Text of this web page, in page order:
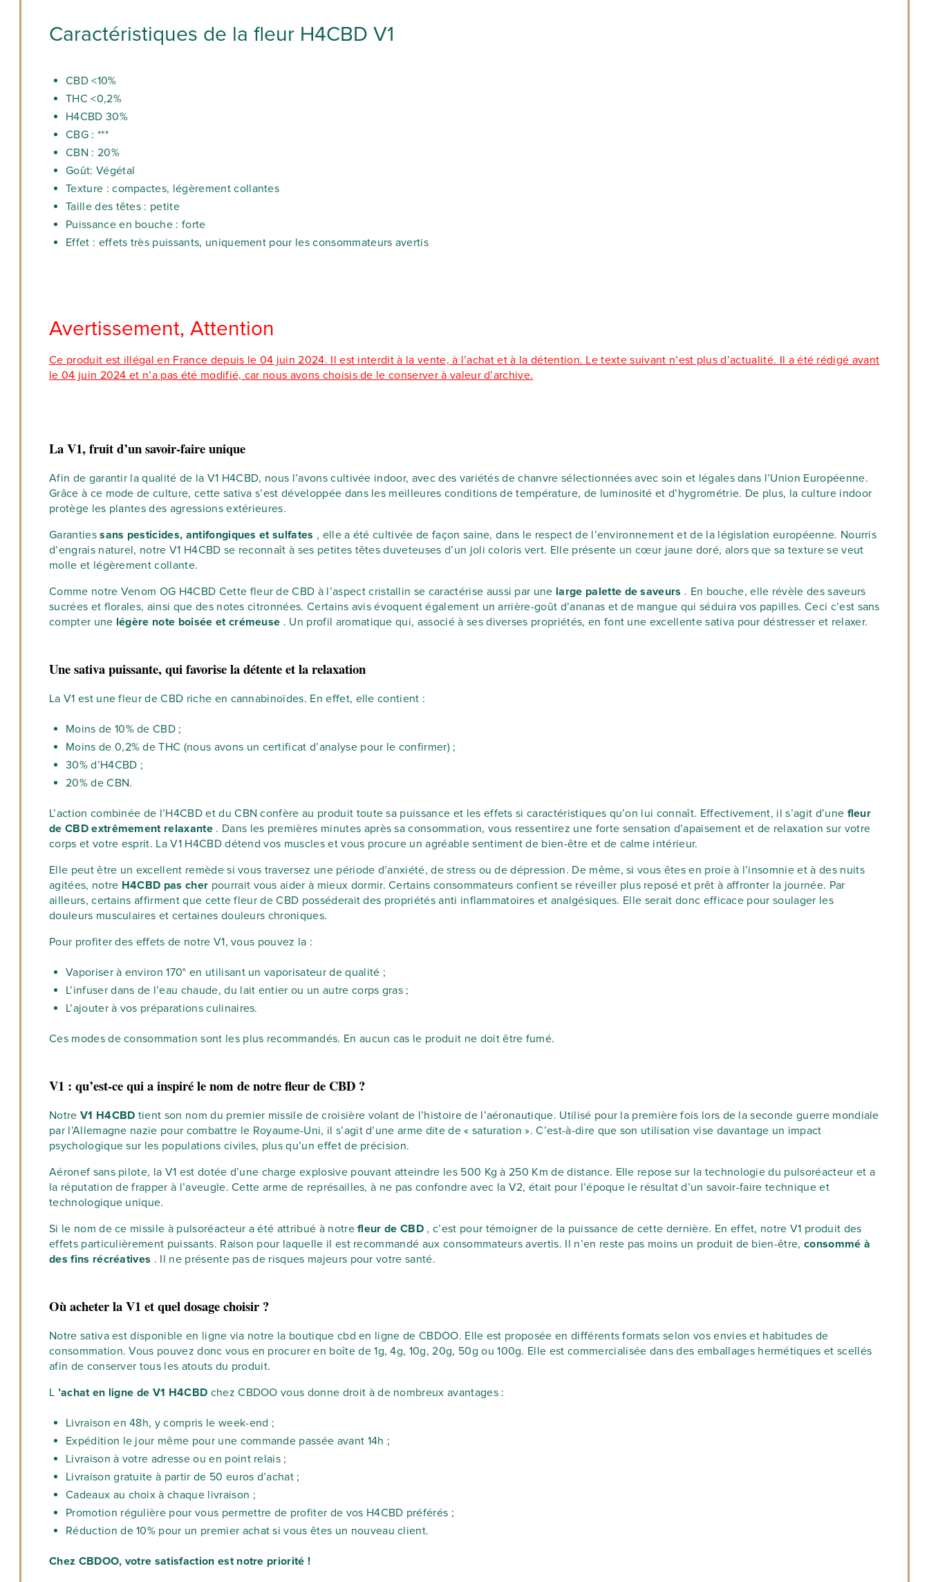
Caractéristiques de la fleur H4CBD V1
CBD <10%
THC <0,2%
H4CBD 30%
CBG : ***
CBN : 20%
Goût: Végétal
Texture : compactes, légèrement collantes
Taille des têtes : petite
Puissance en bouche : forte
Effet : effets très puissants, uniquement pour les consommateurs avertis
Avertissement, Attention
Ce produit est illégal en France depuis le 04 juin 2024. Il est interdit à la vente, à l’achat et à la détention. Le texte suivant n’est plus d’actualité. Il a été rédigé avant
le 04 juin 2024 et n’a pas été modifié, car nous avons choisis de le conserver à valeur d’archive.
La V1, fruit d’un savoir-faire unique
Afin de garantir la qualité de la V1 H4CBD, nous l’avons cultivée indoor, avec des variétés de chanvre sélectionnées avec soin et légales dans l’Union Européenne.
Grâce à ce mode de culture, cette sativa s’est développée dans les meilleures conditions de température, de luminosité et d’hygrométrie. De plus, la culture indoor
protège les plantes des agressions extérieures.
Garantiessans pesticides, antifongiques et sulfates , elle a été cultivée de façon saine, dans le respect de l’environnement et de la législation européenne. Nourris
d’engrais naturel, notre V1 H4CBD se reconnaît à ses petites têtes duveteuses d’un joli coloris vert. Elle présente un cœur jaune doré, alors que sa texture se veut
molle et légèrement collante.
Comme notre Venom OG H4CBD Cette fleur de CBD à l’aspect cristallin se caractérise aussi par une large palette de saveurs . En bouche, elle révèle des saveurs
sucrées et florales, ainsi que des notes citronnées. Certains avis évoquent également un arrière-goût d’ananas et de mangue qui séduira vos papilles. Ceci c’est sans
compter une légère note boisée et crémeuse . Un profil aromatique qui, associé à ses diverses propriétés, en font une excellente sativa pour déstresser et relaxer.
Une sativa puissante, qui favorise la détente et la relaxation
La V1 est une fleur de CBD riche en cannabinoïdes. En effet, elle contient :
Moins de 10% de CBD ;
Moins de 0,2% de THC (nous avons un certificat d’analyse pour le confirmer) ;
30% d’H4CBD ;
20% de CBN.
L’action combinée de l’H4CBD et du CBN confère au produit toute sa puissance et les effets si caractéristiques qu’on lui connaît. Effectivement, il s’agit d’une fleur
de CBD extrêmement relaxante . Dans les premières minutes après sa consommation, vous ressentirez une forte sensation d’apaisement et de relaxation sur votre
corps et votre esprit. La V1 H4CBD détend vos muscles et vous procure un agréable sentiment de bien-être et de calme intérieur.
Elle peut être un excellent remède si vous traversez une période d’anxiété, de stress ou de dépression. De même, si vous êtes en proie à l’insomnie et à des nuits
agitées, notre H4CBD pas cher pourrait vous aider à mieux dormir. Certains consommateurs confient se réveiller plus reposé et prêt à affronter la journée. Par
ailleurs, certains affirment que cette fleur de CBD posséderait des propriétés anti inflammatoires et analgésiques. Elle serait donc efficace pour soulager les
douleurs musculaires et certaines douleurs chroniques.
Pour profiter des effets de notre V1, vous pouvez la :
Vaporiser à environ 170° en utilisant un vaporisateur de qualité ;
L’infuser dans de l’eau chaude, du lait entier ou un autre corps gras ;
L’ajouter à vos préparations culinaires.
Ces modes de consommation sont les plus recommandés. En aucun cas le produit ne doit être fumé.
V1 : qu’est-ce qui a inspiré le nom de notre fleur de CBD ?
Notre V1 H4CBD tient son nom du premier missile de croisière volant de l’histoire de l’aéronautique. Utilisé pour la première fois lors de la seconde guerre mondiale
par l’Allemagne nazie pour combattre le Royaume-Uni, il s’agit d’une arme dite de « saturation ». C’est-à-dire que son utilisation vise davantage un impact
psychologique sur les populations civiles, plus qu’un effet de précision.
Aéronef sans pilote, la V1 est dotée d’une charge explosive pouvant atteindre les 500 Kg à 250 Km de distance. Elle repose sur la technologie du pulsoréacteur et a
la réputation de frapper à l’aveugle. Cette arme de représailles, à ne pas confondre avec la V2, était pour l’époque le résultat d’un savoir-faire technique et
technologique unique.
Si le nom de ce missile à pulsoréacteur a été attribué à notrefleur de CBD , c’est pour témoigner de la puissance de cette dernière. En effet, notre V1 produit des
effets particulièrement puissants. Raison pour laquelle il est recommandé aux consommateurs avertis. Il n’en reste pas moins un produit de bien-être,consommé à
des fins récréatives . Il ne présente pas de risques majeurs pour votre santé.
Où acheter la V1 et quel dosage choisir ?
Notre sativa est disponible en ligne via notre la boutique cbd en ligne de CBDOO. Elle est proposée en différents formats selon vos envies et habitudes de
consommation. Vous pouvez donc vous en procurer en boîte de 1g, 4g, 10g, 20g, 50g ou 100g. Elle est commercialisée dans des emballages hermétiques et scellés
afin de conserver tous les atouts du produit.
L ’achat en ligne de V1 H4CBD chez CBDOO vous donne droit à de nombreux avantages :
Livraison en 48h, y compris le week-end ;
Expédition le jour même pour une commande passée avant 14h ;
Livraison à votre adresse ou en point relais ;
Livraison gratuite à partir de 50 euros d’achat ;
Cadeaux au choix à chaque livraison ;
Promotion régulière pour vous permettre de profiter de vos H4CBD préférés ;
Réduction de 10% pour un premier achat si vous êtes un nouveau client.
Chez CBDOO, votre satisfaction est notre priorité !